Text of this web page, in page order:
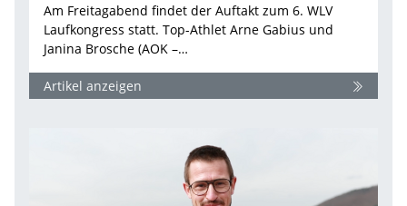
Am Freitagabend findet der Auftakt zum 6. WLV
Laufkongress statt. Top-Athlet Arne Gabius und
Janina Brosche (AOK –…
Artikel anzeigen